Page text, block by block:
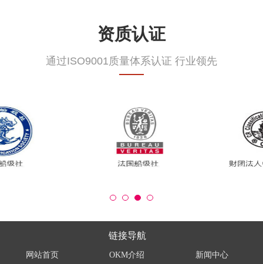
资质认证
通过ISO9001质量体系认证 行业领先
链接导航
网站首页 OKM介绍 新闻中心